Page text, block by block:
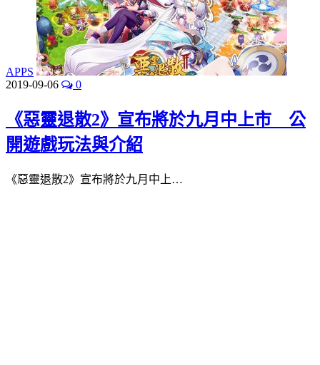
APPS
2019-09-06
0
《惡靈退散2》宣布將於九月中上市 公
開遊戲玩法與介紹
《惡靈退散2》宣布將於九月中上…